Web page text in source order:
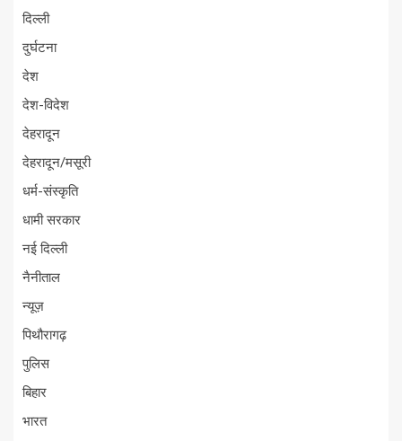
दिल्ली
दुर्घटना
देश
देश-विदेश
देहरादून
देहरादून/मसूरी
धर्म-संस्कृति
धामी सरकार
नई दिल्ली
नैनीताल
न्यूज़
पिथौरागढ़
पुलिस
बिहार
भारत